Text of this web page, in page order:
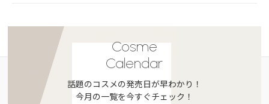
Cosme
Calendar
話題のコスメの発売日が早わかり！
今月の一覧を今すぐチェック！